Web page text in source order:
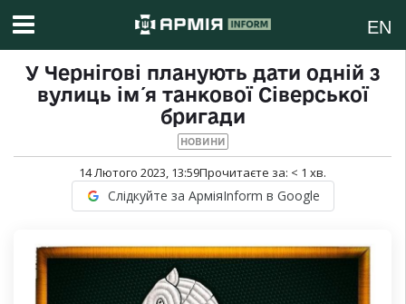
EN
У Чернігові планують дати одній з
вулиць ім′я танкової Сіверської
бригади
НОВИНИ
14 Лютого 2023, 13:59Прочитаєте за: < 1 хв.
Слідкуйте за АрміяInform в Google